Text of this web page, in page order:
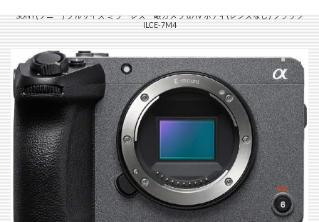
SONY(ソニー) フルサイズ ミラーレス一眼カメラ α7IV ボディ(レンズなし) ブラック
ILCE-7M4